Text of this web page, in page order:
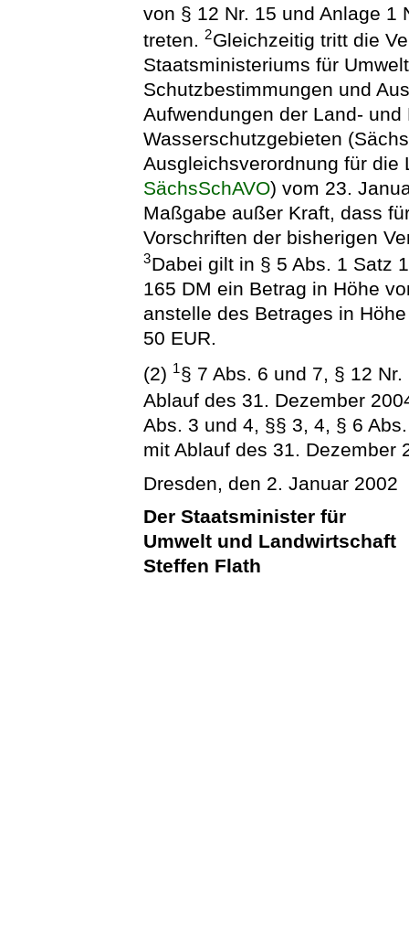
von § 12 Nr. 15 und Anlage 1
treten.2Gleichzeitig tritt die
Staatsministeriums für
Schutzbestimmungen und
Aufwendungen der Land-
Wasserschutzgebieten
Ausgleichsverordnung für die
SächsSchAVO) vom 23.
Maßgabe außer Kraft, dass
Vorschriften der bisherigen
3Dabei gilt in § 5 Abs. 1 Satz
165 DM ein Betrag in Höhe
anstelle des Betrages in
50 EUR.
(2) 1§ 7 Abs. 6 und 7, § 12
Ablauf des 31. Dezember
Abs. 3 und 4, §§ 3, 4, § 6
mit Ablauf des 31. Dezember
Dresden, den 2. Januar 2002
Der Staatsminister für
Umwelt und Landwirtschaft
Steffen Flath